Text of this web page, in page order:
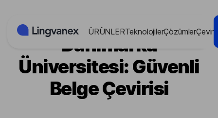
ÜRÜNLERTeknolojilerÇözümlerÇevir
Danimarka
Üniversitesi: Güvenli
Belge Çevirisi